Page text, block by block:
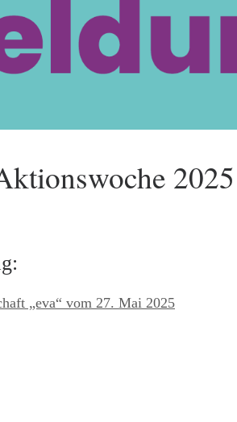
2025
„eva“ vom 27. Mai 2025